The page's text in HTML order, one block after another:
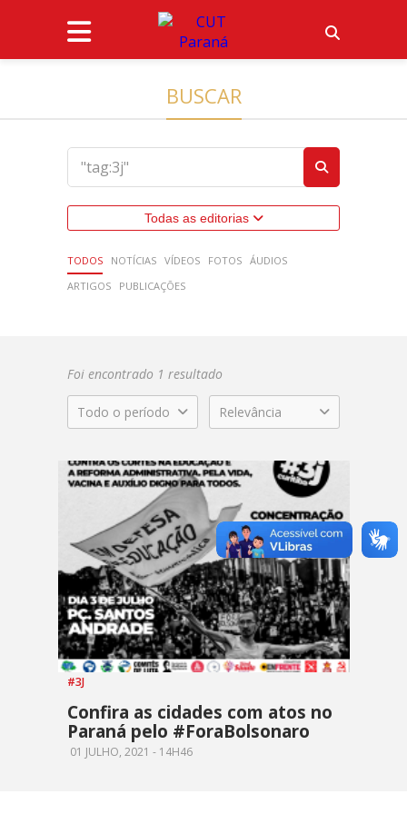
BUSCAR
Todas as editorias
TODOS NOTÍCIAS VÍDEOS FOTOS ÁUDIOS
ARTIGOS
PUBLICAÇÕES
Foi encontrado 1 resultado
Todo o período Relevância
#3J
Confira as cidades com atos no
Paraná pelo #ForaBolsonaro
01 JULHO, 2021 - 14H46